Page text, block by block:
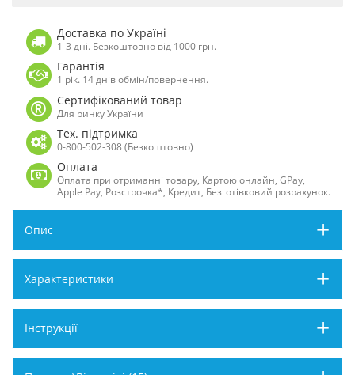
Доставка по Україні
1-3 дні. Безкоштовно від 1000 грн.
Гарантія
1 рік. 14 днів обмін/повернення.
Сертифікований товар
Для ринку України
Тех. підтримка
0-800-502-308 (Безкоштовно)
Оплата
Оплата при отриманні товару, Картою онлайн, GPay,
Apple Pay, Розстрочка*, Кредит, Безготівковий розрахунок.
Опис
Характеристики
Інструкції